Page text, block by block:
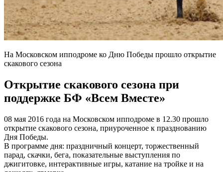
На Московском ипподроме ко Дню Победы прошло открытие
скакового сезона
Открытие скакового сезона при
поддержке БФ «Всем Вместе»
08 мая 2016 года на Московском ипподроме в 12.30 прошло
открытие скакового сезона, приуроченное к празднованию
Дня Победы.
В программе дня: праздничный концерт, торжественный
парад, скачки, бега, показательные выступления по
джигитовке, интерактивные игры, катание на тройке и на